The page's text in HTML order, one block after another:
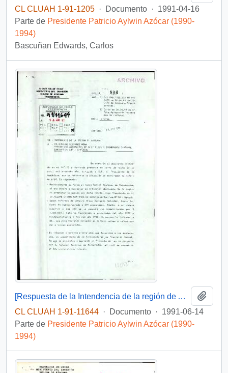
CL CLUAH 1-91-1205 · Documento · 1991-04-16
Parte de Presidente Patricio Aylwin Azócar (1990-
1994)
Bascuñan Edwards, Carlos
[Respuesta de la Intendencia de la región de Atacama a la solicitud de la Agrupación de Exonerados de Chañoral]
CL CLUAH 1-91-11644 · Documento · 1991-06-14
Parte de Presidente Patricio Aylwin Azócar (1990-
1994)